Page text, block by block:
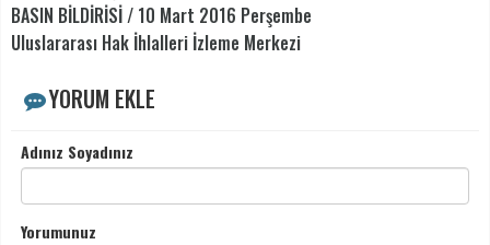
BASIN BİLDİRİSİ / 10 Mart 2016 Perşembe
Uluslararası Hak İhlalleri İzleme Merkezi
YORUM EKLE
Adınız Soyadınız
Yorumunuz